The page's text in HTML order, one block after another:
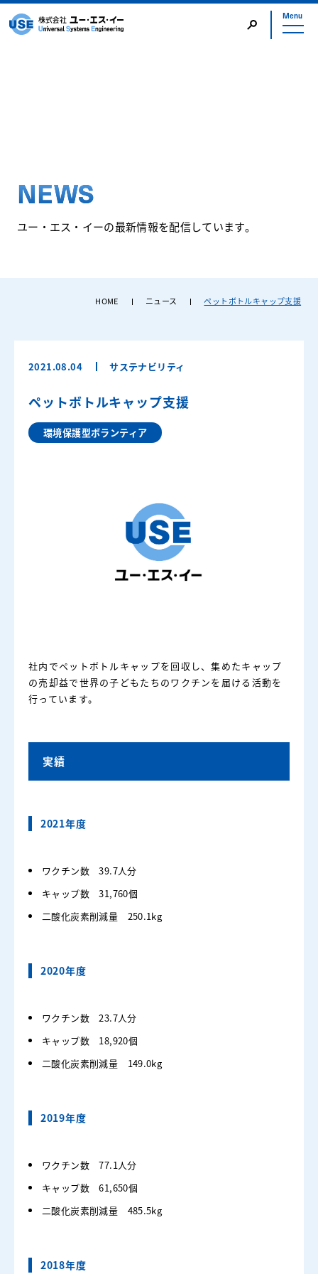
採用について
Menu
NEWS
ユー ・ エス ・ イーの最新情報を配信しています。
HOME ニュース ペットボトルキャップ支援
2021.08.04 サステナビリティ
ペットボトルキャップ支援
環境保護型ボランティア
社内でペットボトルキャップを回収し、集めたキャップ
の売却益で世界の子どもたちのワクチンを届ける活動を
行っています。
実績
2021年度
ワクチン数 39.7人分
キャップ数 31,760個
二酸化炭素削減量 250.1kg
2020年度
ワクチン数 23.7人分
キャップ数 18,920個
二酸化炭素削減量 149.0kg
2019年度
ワクチン数 77.1人分
キャップ数 61,650個
二酸化炭素削減量 485.5kg
2018年度